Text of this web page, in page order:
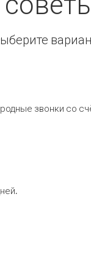
звонки со